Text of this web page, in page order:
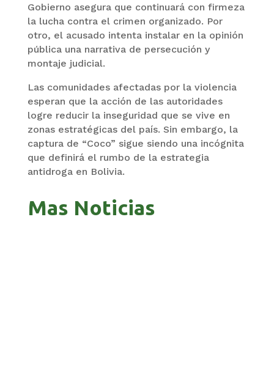
Gobierno asegura que continuará con firmeza
la lucha contra el crimen organizado. Por
otro, el acusado intenta instalar en la opinión
pública una narrativa de persecución y
montaje judicial.
Las comunidades afectadas por la violencia
esperan que la acción de las autoridades
logre reducir la inseguridad que se vive en
zonas estratégicas del país. Sin embargo, la
captura de “Coco” sigue siendo una incógnita
que definirá el rumbo de la estrategia
antidroga en Bolivia.
Mas Noticias